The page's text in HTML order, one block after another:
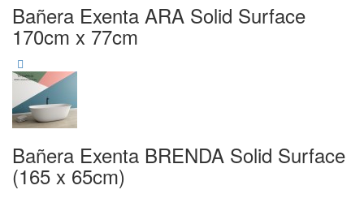
Bañera Exenta ARA Solid Surface
170cm x 77cm
Bañera Exenta BRENDA Solid Surface
(165 x 65cm)